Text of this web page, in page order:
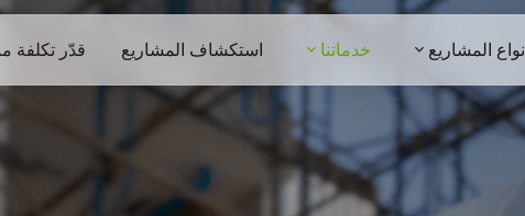
المشاريع خدماتنا استكشاف المشاريع قدّر تكلفة